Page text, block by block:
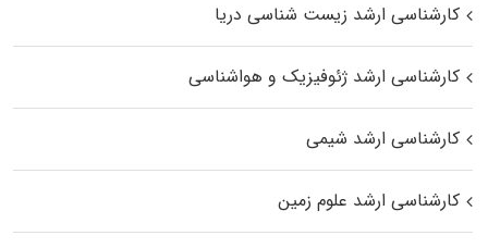
کارشناسی ارشد زیست‌ شناسی دریا
کارشناسی ارشد ژئوفیزیک و هواشناسی
کارشناسی ارشد شیمی
کارشناسی ارشد علوم زمین